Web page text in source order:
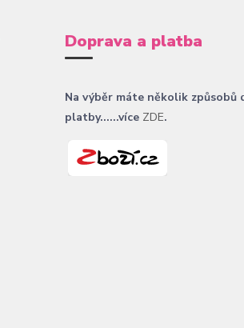
Doprava a platba
Na výběr máte několik způsobů
platby......více ZDE.